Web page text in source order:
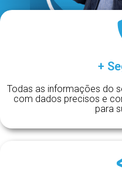
+
Todas as informações do
com dados precisos e
para